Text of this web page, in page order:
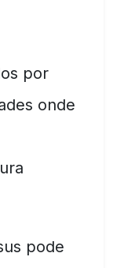
por
onde
pode